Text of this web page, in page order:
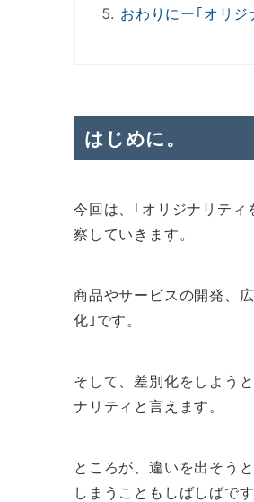
おわりにー｢オリジ
はじめに。
今回は、｢オリジナリテ
察していきます。
商品やサービスの開発、
化｣です。
そして、差別化をしよう
ナリティと言えます。
ところが、違いを出そう
しまうこともしばしばです